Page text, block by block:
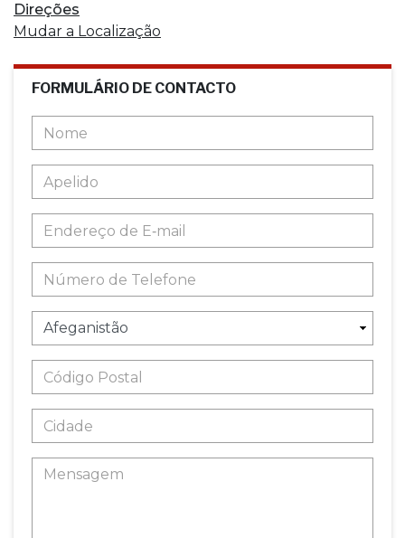
Direções
Mudar a Localização
FORMULÁRIO DE CONTACTO